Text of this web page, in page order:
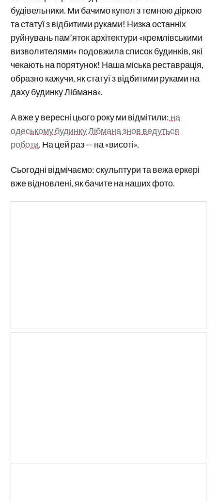
будівельники. Ми бачимо купол з темною діркою
та статуї з відбитими руками! Низка останніх
руйнувань пам’яток архітектури «кремлівськими
визволителями» подовжила список будинків, які
чекають на порятунок! Наша міська реставрація,
образно кажучи, як статуї з відбитими руками на
даху будинку Лібмана».
А вже у вересні цього року ми відмітили: на
одеському будинку Лібмана знов ведуться
роботи. На цей раз — на «висоті».
Сьогодні відмічаємо: скульптури та вежа еркері
вже відновлені, як бачите на наших фото.